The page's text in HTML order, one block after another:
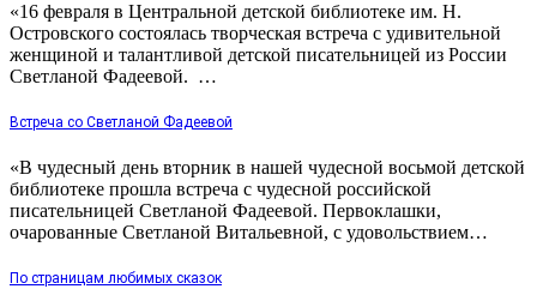
«16 февраля в Центральной детской библиотеке им. Н.
Островского состоялась творческая встреча с удивительной
женщиной и талантливой детской писательницей из России
Светланой Фадеевой. …
Встреча со Светланой Фадеевой
«В чудесный день вторник в нашей чудесной восьмой детской
библиотеке прошла встреча с чудесной российской
писательницей Светланой Фадеевой. Первоклашки,
очарованные Светланой Витальевной, с удовольствием…
По страницам любимых сказок